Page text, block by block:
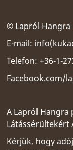
© Lapról Hangra
E-mail:
Telefon: +36-1-
Facebook.com/
A Lapról
Látássérültekért
Kérjük, hogy